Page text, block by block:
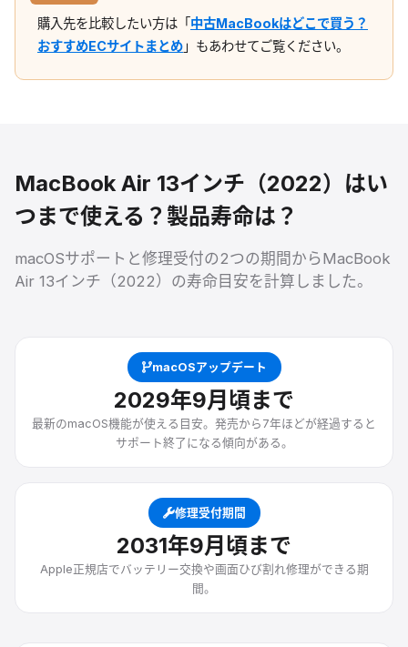
購入先を比較したい方は「 中古MacBookはどこで買う？
おすすめECサイトまとめ 」もあわせてご覧ください。
MacBook Air 13インチ（2022） はい
つまで使える？製品寿命は？
macOSサポートと修理受付の2つの期間からMacBook
Air 13インチ（2022） の寿命目安を計算しました。
macOSアップデート
2029年9月頃まで
最新のmacOS機能が使える目安。発売から7年ほどが経過すると
サポート終了になる傾向がある。
修理受付期間
2031年9月頃まで
Apple正規店でバッテリー交換や画面ひび割れ修理ができる期
間。